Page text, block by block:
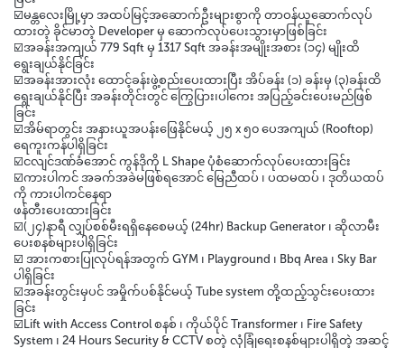
☑️မန္တလေးမြို့မှာ အထပ်မြင့်အဆောက်ဦးများစွာကို တာဝန်ယူဆောက်လုပ်
ထားတဲ့ ခိုင်မာတဲ့ Developer မှ ဆောက်လုပ်ပေးသွားမှာဖြစ်ခြင်း
☑️အခန်းအကျယ် 779 Sqft မှ 1317 Sqft အခန်းအမျိုးအစား (၁၄) မျိုးထိ
ရွေးချယ်နိုင်ခြင်း
☑️အခန်းအားလုံး ထောင့်ခန်းဖွဲ့စည်းပေးထားပြီး အိပ်ခန်း (၁) ခန်းမှ (၃)ခန်းထိ
ရွေးချယ်နိုင်ပြီး အခန်းတိုင်းတွင် ကြွေပြား၊ပါကေး အပြည့်ခင်းပေးမည်ဖြစ်
ခြင်း
☑️အိမ်ရာတွင်း အနားယူအပန်းဖြေနိုင်မယ့် ၂၅ x ၅၀ ပေအကျယ် (Rooftop)
ရေကူးကန်ပါရှိခြင်း
☑️ငလျင်ဒဏ်ခံအောင် ကွန်ဒိုကို L Shape ပုံစံဆောက်လုပ်ပေးထားခြင်း
☑️ကားပါကင် အခက်အခဲမဖြစ်ရအောင် မြေညီထပ် ၊ ပထမထပ် ၊ ဒုတိယထပ်
ကို ကားပါကင်နေရာ
ဖန်တီးပေးထားခြင်း
☑️(၂၄)နာရီ လျှပ်စစ်မီးရရှိနေစေမယ့် (24hr) Backup Generator ၊ ဆိုလာမီး
ပေးစနစ်များပါရှိခြင်း
☑️ အားကစားပြုလုပ်ရန်အတွက် GYM ၊ Playground ၊ Bbq Area ၊ Sky Bar
ပါရှိခြင်း
☑️အခန်းတွင်းမှပင် အမှိုက်ပစ်နိုင်မယ့် Tube system တို့ထည့်သွင်းပေးထား
ခြင်း
☑️Lift with Access Control စနစ် ၊ ကိုယ်ပိုင် Transformer ၊ Fire Safety
System ၊ 24 Hours Security & CCTV စတဲ့ လုံခြုံရေးစနစ်များပါရှိတဲ့ အဆင့်